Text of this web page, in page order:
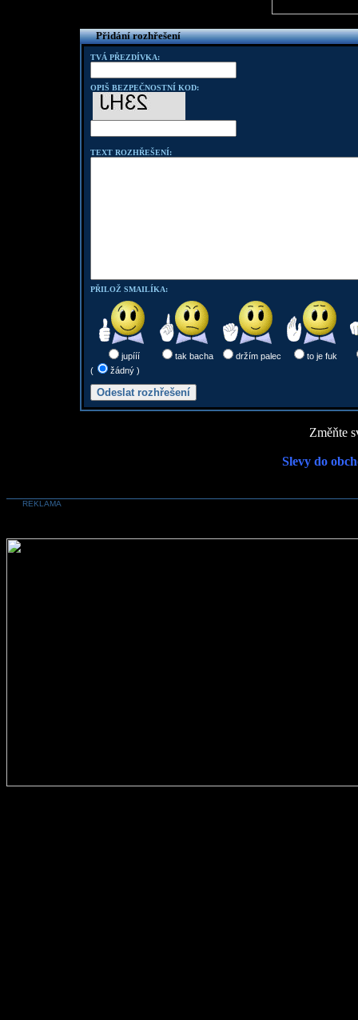
Přidání rozhřešení
TVÁ PŘEZDÍVKA:
OPIŠ BEZPEČNOSTNÍ KOD:
TEXT ROZHŘEŠENÍ:
PŘILOŽ SMAILÍKA:
jupííí tak bacha držím palec
to je fuk
(
žádný )
Změňte
Slevy do
REKLAMA